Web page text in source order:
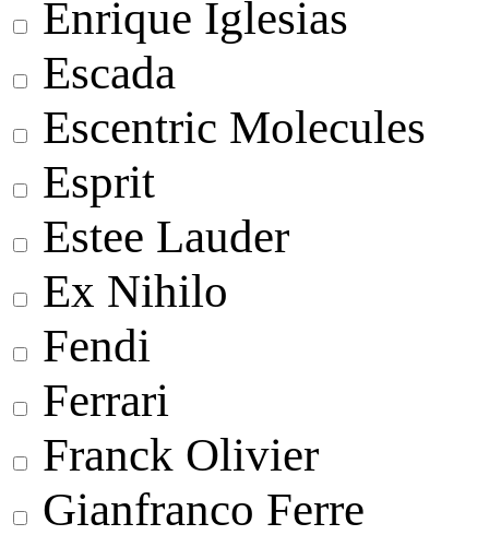
Enrique Iglesias
Escada
Escentric Molecules
Esprit
Estee Lauder
Ex Nihilo
Fendi
Ferrari
Franck Olivier
Gianfranco Ferre